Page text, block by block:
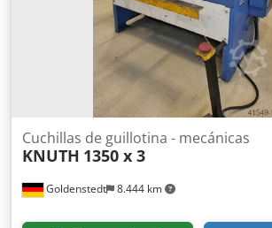
Goldenstedt 8.444 km
Cuchillas de guillotina - mecánicas
KNUTH 1350 x 3